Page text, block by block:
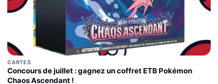
CARTES
Concours de juillet : gagnez un coffret ETB Pokémon
Chaos Ascendant !